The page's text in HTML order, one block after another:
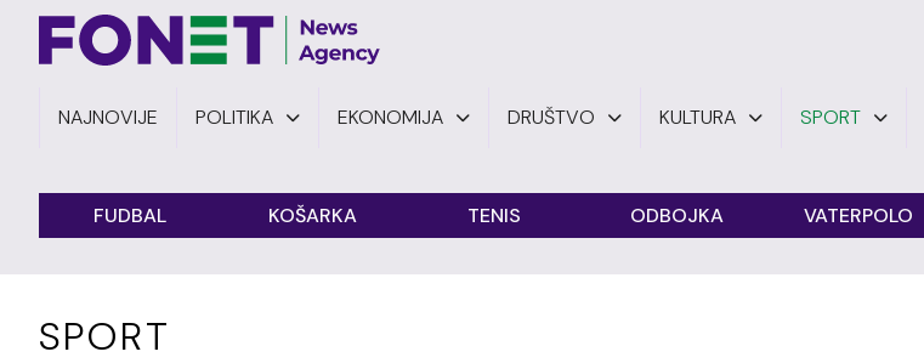
NAJNOVIJE POLITIKA EKONOMIJA DRUŠTVO KULTURA SPORT
FUDBAL KOŠARKA TENIS ODBOJKA VATERPOLO
SPORT